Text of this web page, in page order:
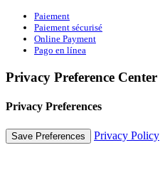
Paiement
Paiement sécurisé
Online Payment
Pago en línea
Privacy Preference Center
Privacy Preferences
Privacy Policy